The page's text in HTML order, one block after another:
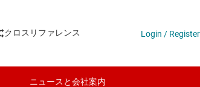
クロスリファレンス
ニュースと会社案内